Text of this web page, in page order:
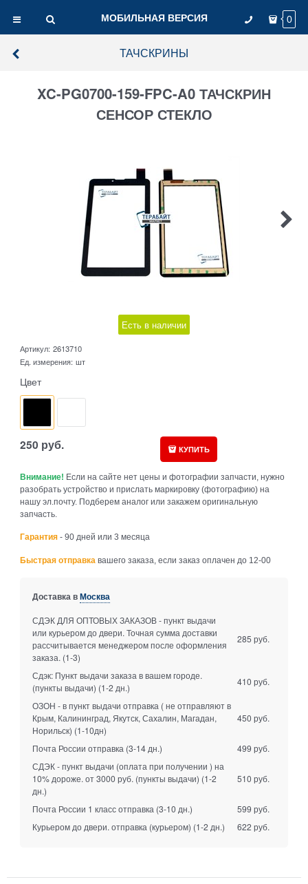
МОБИЛЬНАЯ ВЕРСИЯ 0
ТАЧСКРИНЫ
XC-PG0700-159-FPC-A0 ТАЧСКРИН
СЕНСОР СТЕКЛО
Есть в наличии
Артикул: 2613710
Ед. измерения: шт
Цвет
250 руб. КУПИТЬ
Внимание! Если на сайте нет цены и фотографии запчасти, нужно
разобрать устройство и прислать маркировку (фотографию) на
нашу эл.почту. Подберем аналог или закажем оригинальную
запчасть.
Гарантия - 90 дней или 3 месяца
Быстрая отправка вашего заказа, если заказ оплачен до 12-00
Доставка вМосква
СДЭК ДЛЯ ОПТОВЫХ ЗАКАЗОВ - пункт выдачи
или курьером до двери. Точная сумма доставки
рассчитывается менеджером после оформления
заказа. (1-3)
285 руб.
Сдэк: Пункт выдачи заказа в вашем городе.
(пункты выдачи) (1-2 дн.)
410 руб.
ОЗОН - в пункт выдачи отправка ( не отправляют в
Крым, Калининград, Якутск, Сахалин, Магадан,
Норильск) (1-10дн)
450 руб.
Почта России отправка (3-14 дн.)
499 руб.
СДЭК - пункт выдачи (оплата при получении ) на
10% дороже. от 3000 руб. (пункты выдачи) (1-2
дн.)
510 руб.
Почта России 1 класс отправка (3-10 дн.)
599 руб.
Курьером до двери. отправка (курьером) (1-2 дн.) 622 руб.